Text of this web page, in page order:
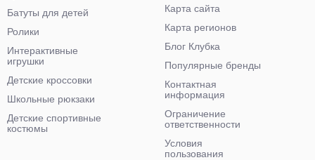
Батуты для детей
Ролики
Интерактивные
игрушки
Детские кроссовки
Школьные рюкзаки
Детские спортивные
костюмы
Карта сайта
Карта регионов
Блог Клубка
Популярные бренды
Контактная
информация
Ограничение
ответственности
Условия
пользования